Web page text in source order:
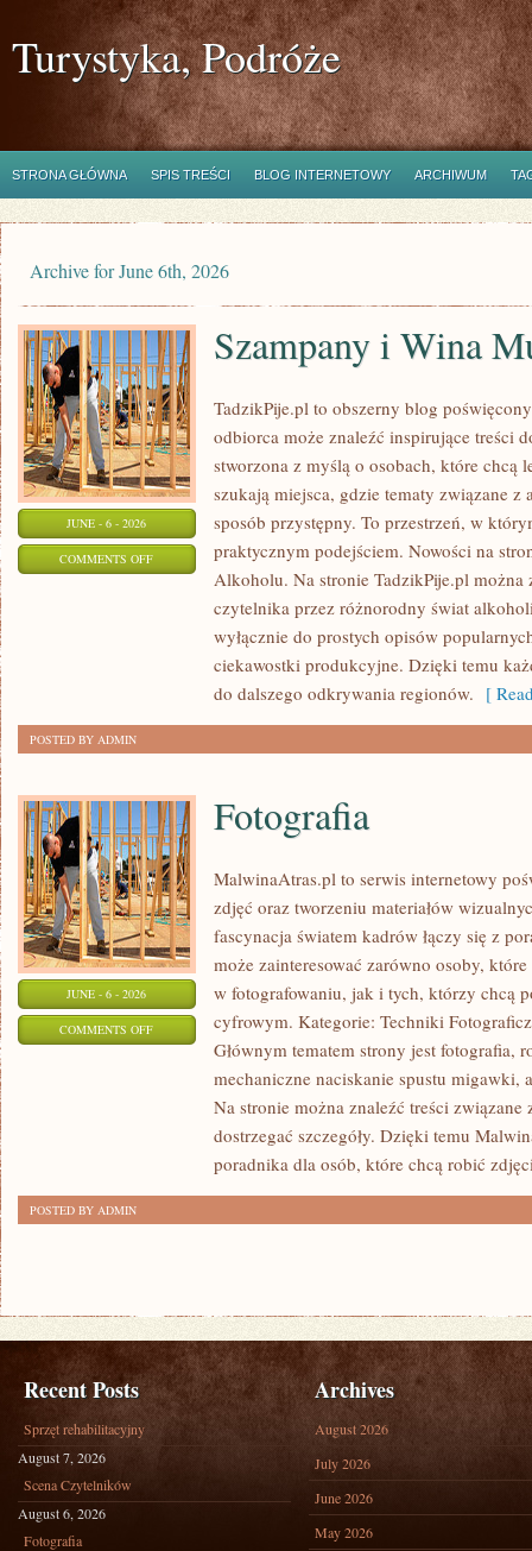
Turystyka, Podróże
STRONA GŁÓWNA SPIS TREŚCI BLOG INTERNETOWY ARCHIWUM
Archive for June 6th, 2026
JUNE - 6 - 2026
COMMENTS OFFON
SZAMPANY
Szampany i Wina
TadzikPije.pl to obszerny blog
odbiorca może znaleźć inspirujące treści
stworzona z myślą o osobach, które chcą
szukają miejsca, gdzie tematy związane z
sposób przystępny. To przestrzeń, w
praktycznym podejściem. Nowości na
Alkoholu. Na stronie TadzikPije.pl można
czytelnika przez różnorodny świat
wyłącznie do prostych opisów
ciekawostki produkcyjne. Dzięki temu
do dalszego odkrywania regionów. [
POSTED BY ADMIN
JUNE - 6 - 2026
COMMENTS OFFON
FOTOGRAFIA
Fotografia
MalwinaAtras.pl to serwis internetowy
zdjęć oraz tworzeniu materiałów
fascynacja światem kadrów łączy się z
może zainteresować zarówno osoby,
w fotografowaniu, jak i tych, którzy chcą
cyfrowym. Kategorie: Techniki
Głównym tematem strony jest fotografia,
mechaniczne naciskanie spustu
Na stronie można znaleźć treści
dostrzegać szczegóły. Dzięki temu
poradnika dla osób, które chcą robić
POSTED BY ADMIN
Recent Posts
Sprzęt rehabilitacyjny
August 7, 2026
Scena Czytelników
August 6, 2026
Fotografia
Archives
August 2026
July 2026
June 2026
May 2026